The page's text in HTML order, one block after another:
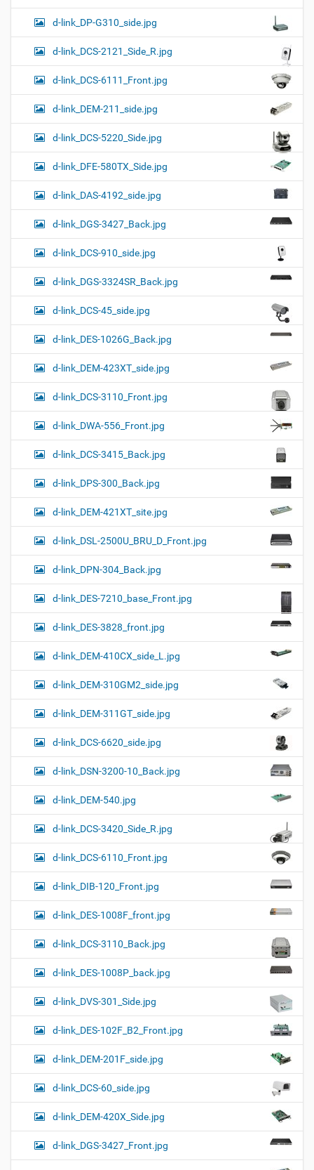
d-link_DP-G310_side.jpg
d-link_DCS-2121_Side_R.jpg
d-link_DCS-6111_Front.jpg
d-link_DEM-211_side.jpg
d-link_DCS-5220_Side.jpg
d-link_DFE-580TX_Side.jpg
d-link_DAS-4192_side.jpg
d-link_DGS-3427_Back.jpg
d-link_DCS-910_side.jpg
d-link_DGS-3324SR_Back.jpg
d-link_DCS-45_side.jpg
d-link_DES-1026G_Back.jpg
d-link_DEM-423XT_side.jpg
d-link_DCS-3110_Front.jpg
d-link_DWA-556_Front.jpg
d-link_DCS-3415_Back.jpg
d-link_DPS-300_Back.jpg
d-link_DEM-421XT_site.jpg
d-link_DSL-2500U_BRU_D_Front.jpg
d-link_DPN-304_Back.jpg
d-link_DES-7210_base_Front.jpg
d-link_DES-3828_front.jpg
d-link_DEM-410CX_side_L.jpg
d-link_DEM-310GM2_side.jpg
d-link_DEM-311GT_side.jpg
d-link_DCS-6620_side.jpg
d-link_DSN-3200-10_Back.jpg
d-link_DEM-540.jpg
d-link_DCS-3420_Side_R.jpg
d-link_DCS-6110_Front.jpg
d-link_DIB-120_Front.jpg
d-link_DES-1008F_front.jpg
d-link_DCS-3110_Back.jpg
d-link_DES-1008P_back.jpg
d-link_DVS-301_Side.jpg
d-link_DES-102F_B2_Front.jpg
d-link_DEM-201F_side.jpg
d-link_DCS-60_side.jpg
d-link_DEM-420X_Side.jpg
d-link_DGS-3427_Front.jpg